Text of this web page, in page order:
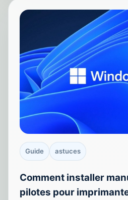
Guide astuces
Comment installer
pilotes pour